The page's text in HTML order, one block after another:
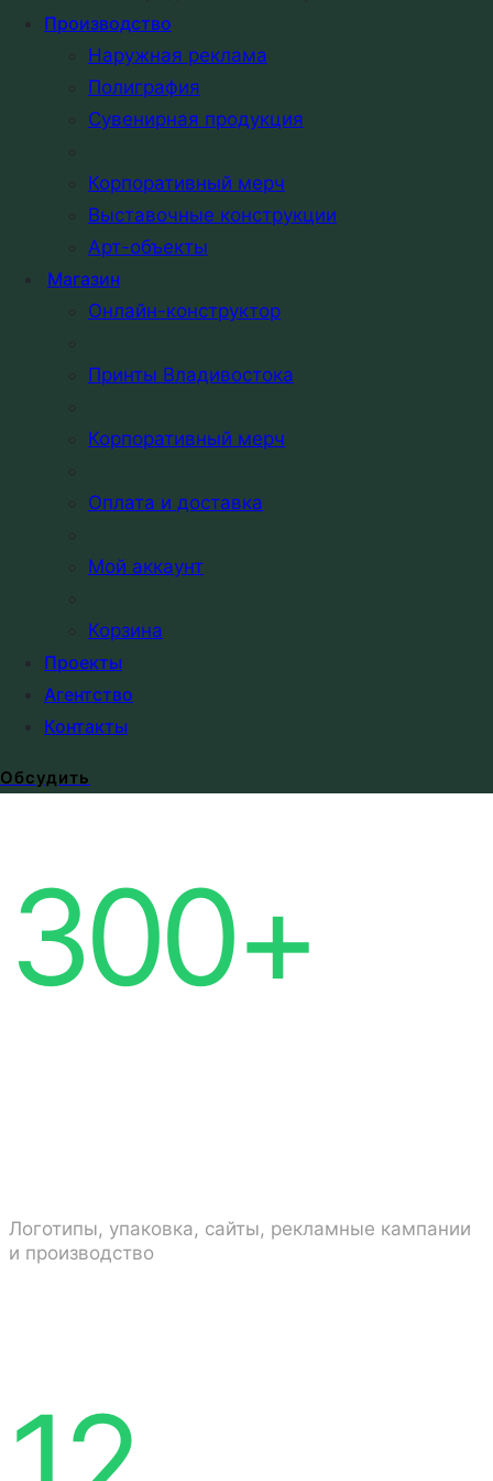
Производство
Наружная реклама
Полиграфия
Сувенирная продукция
Корпоративный мерч
Выставочные конструкции
Арт-объекты
Магазин
Онлайн-конструктор
Принты Владивостока
Корпоративный мерч
Оплата и доставка
Мой аккаунт
Корзина
Проекты
Агентство
Контакты
Обсудить
ПОЧЕМУ НАМ ДОВЕРЯЮТ
15+
лет создаем
бренды
Работаем с 2009 года и сопровождаем проекты
на всех этапах — от идеи до реализации
300+
Логотипы, упаковка, сайты, рекламные кампании
и производство